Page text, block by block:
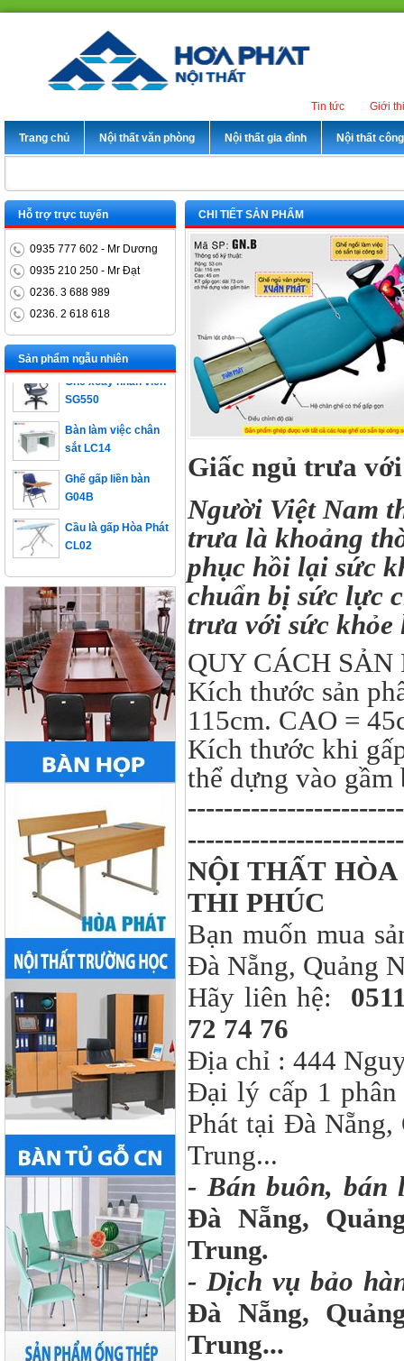
Giới
Tin tức
Trang chủ Nội thất văn phòng Nội thất gia đình Nội thất
CHI TIẾT SẢN PHẨM
Giấc ngủ trưa
Người Việt Nam
trưa là khoảng
phục hồi lại sức
chuẩn bị sức lực
trưa với sức
QUY CÁCH SẢN
Kích thước sản
115cm. CAO =
Kích thước khi
thể dựng vào
NỘI THẤT
THI PHÚC
Bạn muốn mua
Đà Nẵng, Quảng
Hãy liên hệ:
72 74 76
Địa chỉ : 444
Đại lý cấp 1 phân
Phát tại Đà
Trung...
- Bán buôn, bán
Đà Nẵng,
Trung.
- Dịch vụ bảo
Đà Nẵng,
Trung...
Hỗ trợ trực tuyến
0935 777 602 - Mr Dương
0935 210 250 - Mr Đạt
0236. 3 688 989
0236. 2 618 618
Sản phẩm ngẫu nhiên
Bàn trưởng phòng
ET1400D
Ghế xoay nhân viên
SG550
sắt LC14
G04B
CL02